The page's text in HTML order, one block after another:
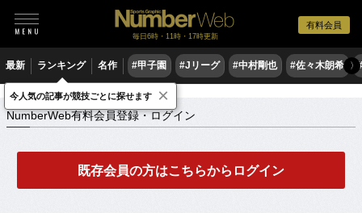
有料会員
毎日6時・11時・17時更新
最新 ランキング 名作 #甲子園 #Jリーグ #中村剛也 #佐々木朗希 〉
NumberWeb有料会員登録・ログイン
NumberWeb有料会員登録・ログイン
既存会員の方はこちらからログイン
今人気の記事が競技ごとに探せます ×